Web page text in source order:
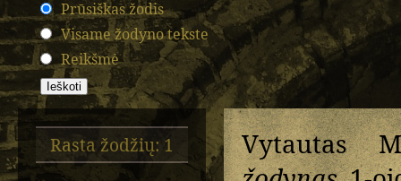
Prūsiškas žodis
Visame žodyno tekste
Reikšmė
Rasta žodžių: 1
Vytautas